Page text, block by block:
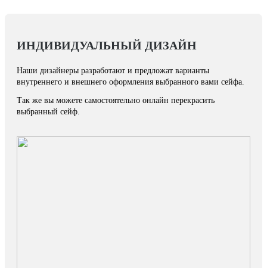
ИНДИВИДУАЛЬНЫЙ ДИЗАЙН
Наши дизайнеры разработают и предложат варианты
внутреннего и внешнего оформления выбранного вами сейфа.
Так же вы можете самостоятельно онлайн перекрасить
выбранный сейф.